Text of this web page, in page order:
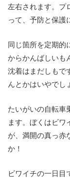
左右されます。プ
って、予防と保護
同じ箇所を定期的
からかんばしいも
沈着はまだしもで
んとかはいやでし
たいがいの自転車
ます。ぼくはビワ
が、満開の真っ赤
か！
ビワイチの一日目